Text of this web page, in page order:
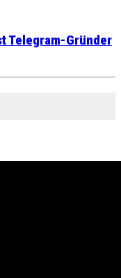
Telegram-Gründer